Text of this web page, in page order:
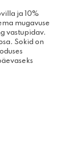
ja 10%
mugavuse
vastupidav.
Sokid on